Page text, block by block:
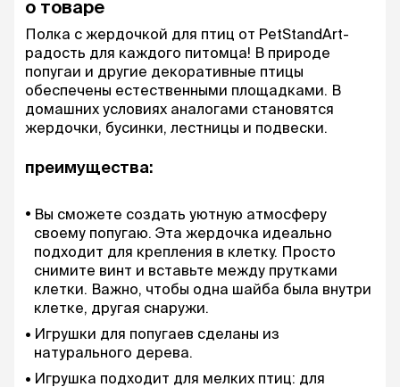
о товаре
Полка с жердочкой для птиц от PetStandArt-
радость для каждого питомца! В природе
попугаи и другие декоративные птицы
обеспечены естественными площадками. В
домашних условиях аналогами становятся
жердочки, бусинки, лестницы и подвески.
преимущества:
Вы сможете создать уютную атмосферу
своему попугаю. Эта жердочка идеально
подходит для крепления в клетку. Просто
снимите винт и вставьте между прутками
клетки. Важно, чтобы одна шайба была внутри
клетке, другая снаружи.
Игрушки для попугаев сделаны из
натурального дерева.
Игрушка подходит для мелких птиц: для